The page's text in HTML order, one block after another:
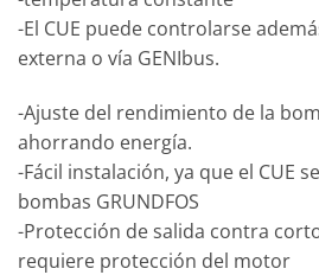
-El CUE puede controlarse
externa o vía GENIbus.
-Ajuste del rendimiento de la
ahorrando energía.
-Fácil instalación, ya que el CUE
bombas GRUNDFOS
-Protección de salida contra
requiere protección del motor